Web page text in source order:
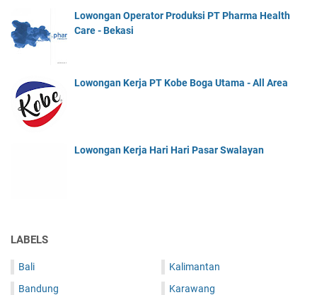
Lowongan Operator Produksi PT Pharma Health
Care - Bekasi
Lowongan Kerja PT Kobe Boga Utama - All Area
Lowongan Kerja Hari Hari Pasar Swalayan
LABELS
Bali
Bandung
Kalimantan
Karawang